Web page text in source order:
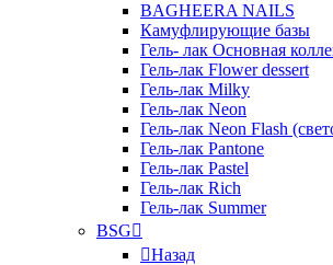
BAGHEERA NAILS
Камуфлирующие базы
Гель- лак Основная
Гель-лак Flower dessert
Гель-лак Milky
Гель-лак Neon
Гель-лак Neon Flash
Гель-лак Pantone
Гель-лак Pastel
Гель-лак Rich
Гель-лак Summer
BSG
Назад